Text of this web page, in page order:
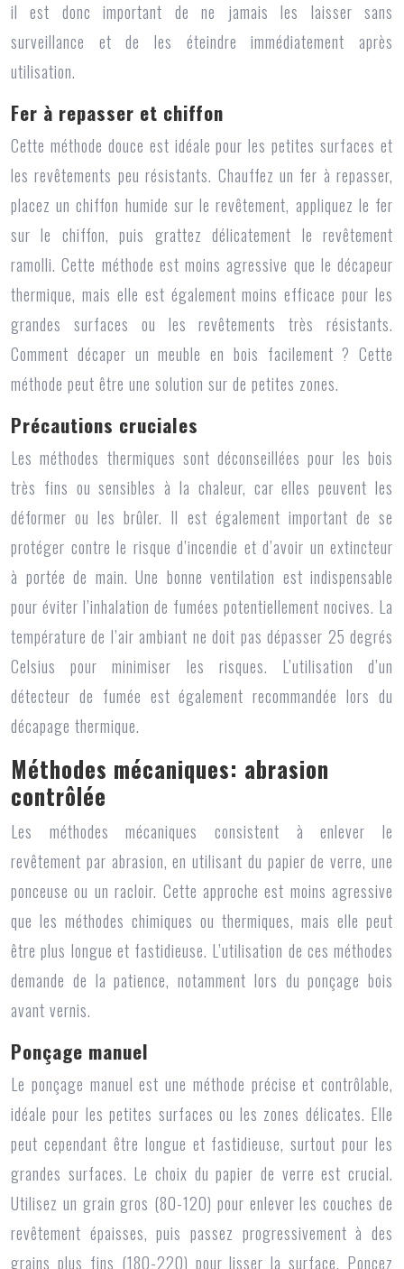
il est donc important de ne jamais les laisser sans
surveillance et de les éteindre immédiatement après
utilisation.
Fer à repasser et chiffon
Cette méthode douce est idéale pour les petites surfaces et
les revêtements peu résistants. Chauffez un fer à repasser,
placez un chiffon humide sur le revêtement, appliquez le fer
sur le chiffon, puis grattez délicatement le revêtement
ramolli. Cette méthode est moins agressive que le décapeur
thermique, mais elle est également moins efficace pour les
grandes surfaces ou les revêtements très résistants.
Comment décaper un meuble en bois facilement ? Cette
méthode peut être une solution sur de petites zones.
Précautions cruciales
Les méthodes thermiques sont déconseillées pour les bois
très fins ou sensibles à la chaleur, car elles peuvent les
déformer ou les brûler. Il est également important de se
protéger contre le risque d’incendie et d’avoir un extincteur
à portée de main. Une bonne ventilation est indispensable
pour éviter l’inhalation de fumées potentiellement nocives. La
température de l’air ambiant ne doit pas dépasser 25 degrés
Celsius pour minimiser les risques. L’utilisation d’un
détecteur de fumée est également recommandée lors du
décapage thermique.
Méthodes mécaniques: abrasion
contrôlée
Les méthodes mécaniques consistent à enlever le
revêtement par abrasion, en utilisant du papier de verre, une
ponceuse ou un racloir. Cette approche est moins agressive
que les méthodes chimiques ou thermiques, mais elle peut
être plus longue et fastidieuse. L’utilisation de ces méthodes
demande de la patience, notamment lors du ponçage bois
avant vernis.
Ponçage manuel
Le ponçage manuel est une méthode précise et contrôlable,
idéale pour les petites surfaces ou les zones délicates. Elle
peut cependant être longue et fastidieuse, surtout pour les
grandes surfaces. Le choix du papier de verre est crucial.
Utilisez un grain gros (80-120) pour enlever les couches de
revêtement épaisses, puis passez progressivement à des
grains plus fins (180-220) pour lisser la surface. Poncez